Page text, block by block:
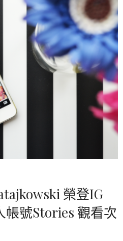
榮登IG
帳號Stories 觀看次